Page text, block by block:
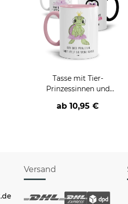
Tasse mit Tier-
Prinzessinnen und
Sprüchen
ab10,95 €
Versand